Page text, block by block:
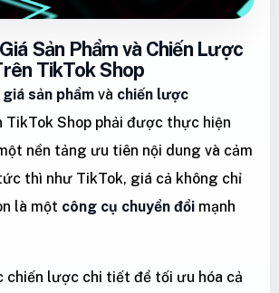
Sản Phẩm và Chiến Lược
TikTok Shop
giá sản phẩm và chiến lược
TikTok Shop phải được thực hiện
nền tảng ưu tiên nội dung và cảm
thì như TikTok, giá cả không chỉ
là một công cụ chuyển đổi mạnh
chiến lược chi tiết để tối ưu hóa cả